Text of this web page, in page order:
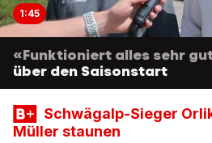
1:45
«Funktioniert alles sehr
über den Saisonstart
Schwägalp-Sieger
Müller staunen